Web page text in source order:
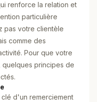
renforce la relation et
particulière
pas votre clientèle
comme des
Pour que votre
quelques principes de
d'un remerciement